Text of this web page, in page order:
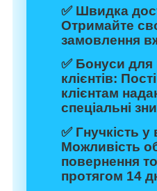
✅ Швидка
Отримайте
замовлення
✅ Бонуси для
клієнтів:
клієнтам
спеціальні
✅ Гнучкість у
Можливість
повернення
протягом 14